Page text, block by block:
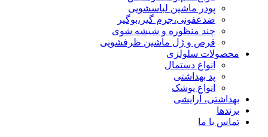
پودر ماشین لباسشویی
ضدعفونی،جرم گیر،بوگیر
چند منظوره و شیشه شوی
قرص و ژل ماشین ظرفشویی
محصولات سلولزی
انواع دستمال
پد بهداشتی
انواع پوشک
بهداشتی، آرایشی
برندها
تماس با ما